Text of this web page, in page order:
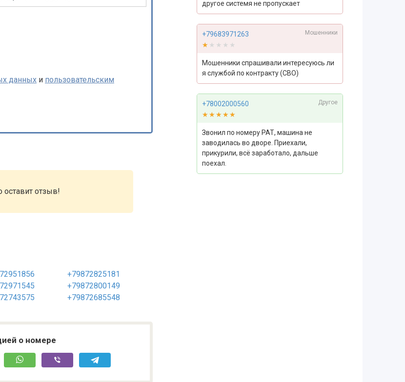
данных и пользовательским
отзыв!
+79872825181
+79872800149
+79872685548
о номере
другое системя не пропускает
+79683971263 Мошенники
★★★★★
★★★★★
Мошенники спрашивали интересуюсь ли
я службой по контракту (СВО)
+78002000560 Другое
★★★★★
★★★★★
Звонил по номеру РАТ, машина не
заводилась во дворе. Приехали,
прикурили, всё заработало, дальше
поехал.